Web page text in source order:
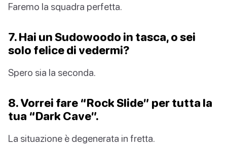
Faremo la squadra perfetta.
7. Hai un Sudowoodo in tasca, o sei
solo felice di vedermi?
Spero sia la seconda.
8. Vorrei fare “Rock Slide” per tutta la
tua “Dark Cave”.
La situazione è degenerata in fretta.